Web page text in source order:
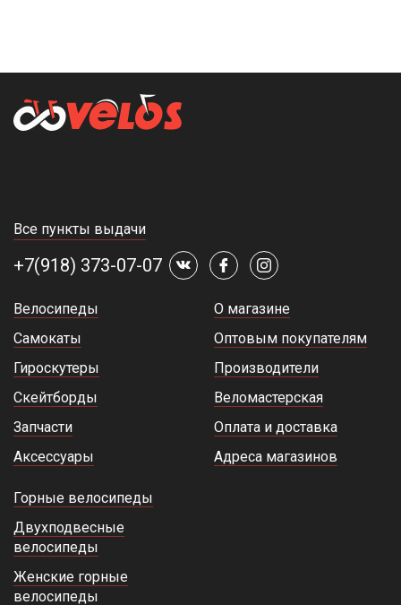
Все пункты выдачи
+7(918) 373-07-07
Велосипеды
Самокаты
Гироскутеры
Скейтборды
Запчасти
Аксессуары
О магазине
Оптовым покупателям
Производители
Веломастерская
Оплата и доставка
Адреса магазинов
Горные велосипеды
Двухподвесные
велосипеды
Женские горные
велосипеды